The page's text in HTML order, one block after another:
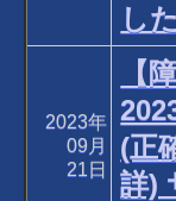
した
2023年
09月
21日
【
(正
詳)